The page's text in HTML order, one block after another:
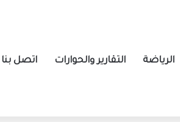
الرياضة التقارير والحوارات اتصل بنا